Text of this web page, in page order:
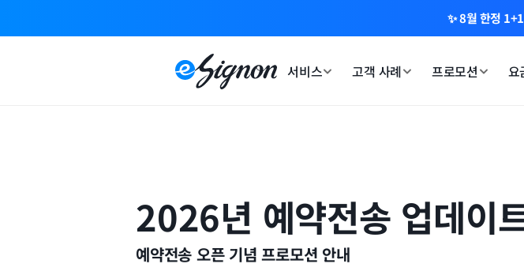
✨ 8월 한정
서비스 고객 사례 프로모션 요
2026년 예약전송 업데이
예약전송 오픈 기념 프로모션 안내